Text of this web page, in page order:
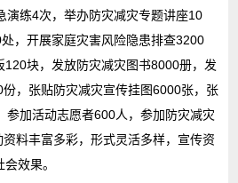
演练4次，举办防灾减灾专题讲座10
，开展家庭灾害风险隐患排查3200
120块，发放防灾减灾图书8000册，发
，张贴防灾减灾宣传挂图6000张，张
参加活动志愿者600人，参加防灾减灾
料丰富多彩，形式灵活多样，宣传资
效果。